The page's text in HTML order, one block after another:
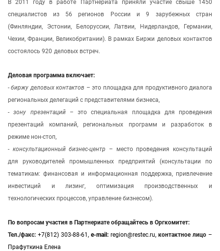
В 2011 году в работе Партнериата приняли участие свыше 1450
специалистов из 56 регионов России и 9
зарубежных стран
(Финляндии, Эстонии, Белоруссии, Латвии, Нидерландов, Германии,
Чехии, Франции, Великобритании). В рамках Биржи деловых контактов
состоялось 920 деловых встреч.
Деловая программа включает:
-биржу деловых контактов – это площадка для продуктивного диалога
региональных делегаций с представителями бизнеса,
-зону презентаций– это специальная площадка для проведения
презентаций компаний, региональных программ и разработок в
режиме нон-стоп,
- консультационный бизнес-центр – место проведения консультаций
для руководителей промышленных предприятий (консультации по
тематикам: финансовая и информационная поддержка, привлечение
инвестиций и лизинг, оптимизация производственных и
технологических процессов, управление бизнесом).
По вопросам участия в Партнериате обращайтесь в Оргкомитет:
Тел./факс: +7(812) 303-88-61, e-mail: region@restec.ru, контактное лицо –
Прафуткина Елена